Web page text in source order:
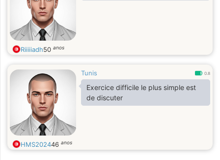
Riiiiiadh50 anos
Tunis 0.8
Exercice difficile le plus simple est
de discuter
HMS202446 anos